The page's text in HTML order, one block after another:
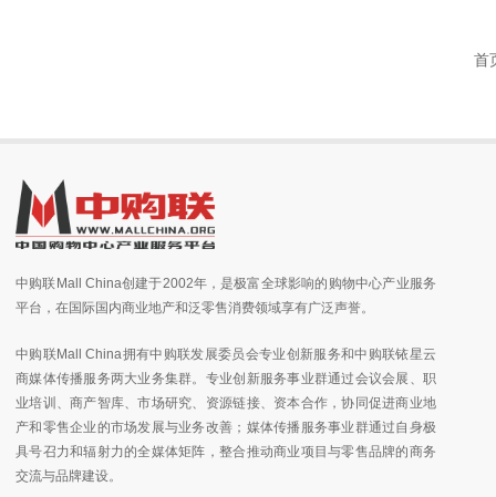
首
中购联Mall China创建于2002年，是极富全球影响的购物中心产业服务
平台，在国际国内商业地产和泛零售消费领域享有广泛声誉。
中购联Mall China拥有中购联发展委员会专业创新服务和中购联铱星云
商媒体传播服务两大业务集群。专业创新服务事业群通过会议会展、职
业培训、商产智库、市场研究、资源链接、资本合作，协同促进商业地
产和零售企业的市场发展与业务改善；媒体传播服务事业群通过自身极
具号召力和辐射力的全媒体矩阵，整合推动商业项目与零售品牌的商务
交流与品牌建设。